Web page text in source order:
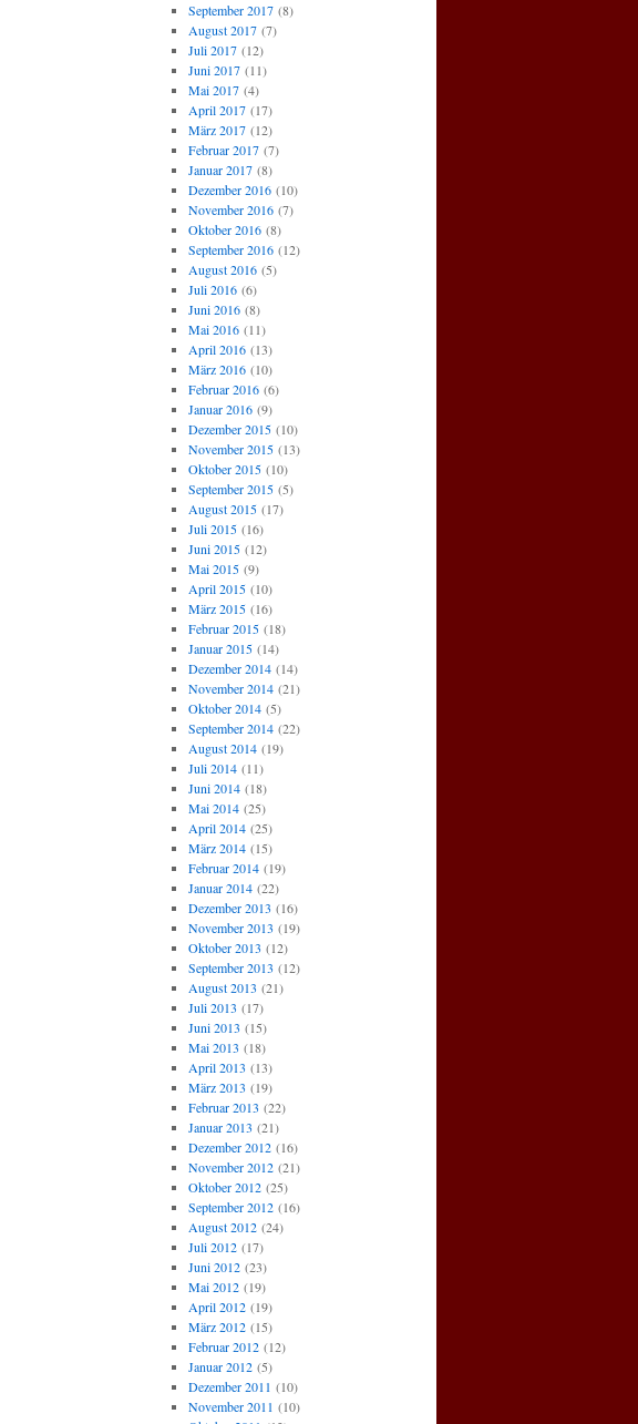
September 2017(8)
August 2017(7)
Juli 2017(12)
Juni 2017(11)
Mai 2017(4)
April 2017(17)
März 2017(12)
Februar 2017(7)
Januar 2017(8)
Dezember 2016(10)
November 2016(7)
Oktober 2016(8)
September 2016(12)
August 2016(5)
Juli 2016(6)
Juni 2016(8)
Mai 2016(11)
April 2016(13)
März 2016(10)
Februar 2016(6)
Januar 2016(9)
Dezember 2015(10)
November 2015(13)
Oktober 2015(10)
September 2015(5)
August 2015(17)
Juli 2015(16)
Juni 2015(12)
Mai 2015(9)
April 2015(10)
März 2015(16)
Februar 2015(18)
Januar 2015(14)
Dezember 2014(14)
November 2014(21)
Oktober 2014(5)
September 2014(22)
August 2014(19)
Juli 2014(11)
Juni 2014(18)
Mai 2014(25)
April 2014(25)
März 2014(15)
Februar 2014(19)
Januar 2014(22)
Dezember 2013 (16)
November 2013 (19)
Oktober 2013 (12)
September 2013 (12)
August 2013 (21)
Juli 2013 (17)
Juni 2013 (15)
Mai 2013 (18)
April 2013 (13)
März 2013 (19)
Februar 2013 (22)
Januar 2013 (21)
Dezember 2012(16)
November 2012(21)
Oktober 2012(25)
September 2012(16)
August 2012(24)
Juli 2012(17)
Juni 2012(23)
Mai 2012(19)
April 2012(19)
März 2012(15)
Februar 2012(12)
Januar 2012(5)
Dezember 2011 (10)
November 2011 (10)